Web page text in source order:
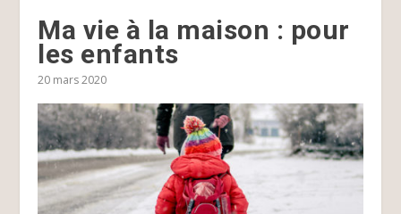
Ma vie à la maison : pour
les enfants
20 mars 2020